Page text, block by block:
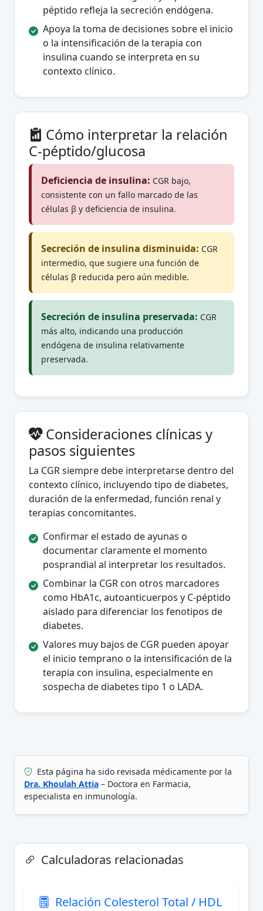
péptido refleja la secreción endógena.
Apoya la toma de decisiones sobre el inicio
o la intensificación de la terapia con
insulina cuando se interpreta en su
contexto clínico.
Cómo interpretar la relación
C-péptido/glucosa
Deficiencia de insulina: CGR bajo,
consistente con un fallo marcado de las
células β y deficiencia de insulina.
Secreción de insulina disminuida: CGR
intermedio, que sugiere una función de
células β reducida pero aún medible.
Secreción de insulina preservada: CGR
más alto, indicando una producción
endógena de insulina relativamente
preservada.
Consideraciones clínicas y
pasos siguientes
La CGR siempre debe interpretarse dentro del
contexto clínico, incluyendo tipo de diabetes,
duración de la enfermedad, función renal y
terapias concomitantes.
Confirmar el estado de ayunas o
documentar claramente el momento
posprandial al interpretar los resultados.
Combinar la CGR con otros marcadores
como HbA1c, autoanticuerpos y C-péptido
aislado para diferenciar los fenotipos de
diabetes.
Valores muy bajos de CGR pueden apoyar
el inicio temprano o la intensificación de la
terapia con insulina, especialmente en
sospecha de diabetes tipo 1 o LADA.
Esta página ha sido revisada médicamente por la
Dra. Khoulah Attia – Doctora en Farmacia,
especialista en inmunología.
Calculadoras relacionadas
Relación Colesterol Total / HDL